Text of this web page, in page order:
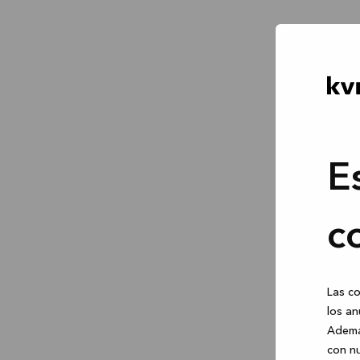
Las
los
con